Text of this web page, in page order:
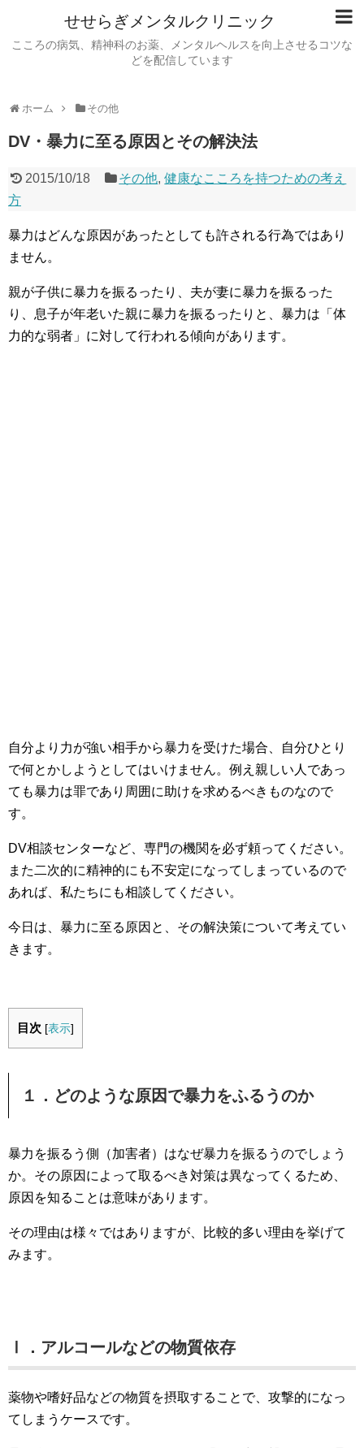
せせらぎメンタルクリニック
こころの病気、精神科のお薬、メンタルヘルスを向上させるコツな
どを配信しています
ホーム その他
DV・暴力に至る原因とその解決法
2015/10/18 その他,健康なこころを持つための考え
方
暴力はどんな原因があったとしても許される行為ではあり
ません。
親が子供に暴力を振るったり、夫が妻に暴力を振るった
り、息子が年老いた親に暴力を振るったりと、暴力は「体
力的な弱者」に対して行われる傾向があります。
自分より力が強い相手から暴力を受けた場合、自分ひとり
で何とかしようとしてはいけません。例え親しい人であっ
ても暴力は罪であり周囲に助けを求めるべきものなので
す。
DV相談センターなど、専門の機関を必ず頼ってください。
また二次的に精神的にも不安定になってしまっているので
あれば、私たちにも相談してください。
今日は、暴力に至る原因と、その解決策について考えてい
きます。
目次 [表示]
１．どのような原因で暴力をふるうのか
暴力を振るう側（加害者）はなぜ暴力を振るうのでしょう
か。その原因によって取るべき対策は異なってくるため、
原因を知ることは意味があります。
その理由は様々ではありますが、比較的多い理由を挙げて
みます。
Ⅰ．アルコールなどの物質依存
薬物や嗜好品などの物質を摂取することで、攻撃的になっ
てしまうケースです。